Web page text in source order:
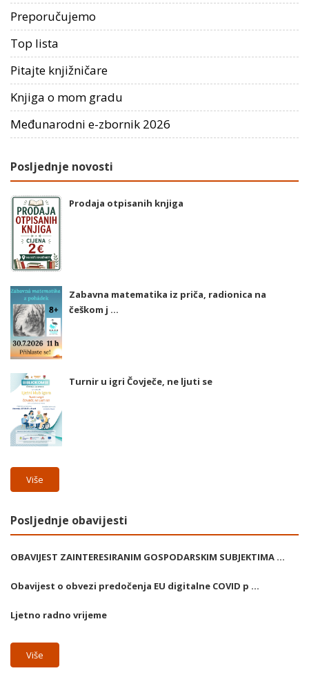
Preporučujemo
Top lista
Pitajte knjižničare
Knjiga o mom gradu
Međunarodni e-zbornik 2026
Posljednje novosti
Prodaja otpisanih knjiga
Zabavna matematika iz priča, radionica na
češkom j ...
Turnir u igri Čovječe, ne ljuti se
Više
Posljednje obavijesti
OBAVIJEST ZAINTERESIRANIM GOSPODARSKIM SUBJEKTIMA ...
Obavijest o obvezi predočenja EU digitalne COVID p ...
Ljetno radno vrijeme
Više